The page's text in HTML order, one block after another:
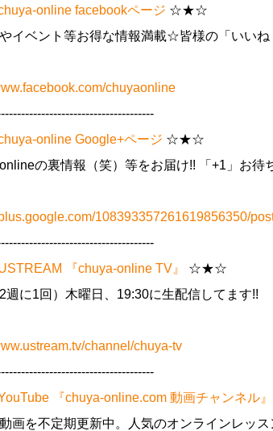
online facebookページ ☆★☆
イベント等お得な情報満載☆皆様の「いいね
chuyaonline
online Google+ページ ☆★☆
の裏情報（笑）等をお届け!! 「+1」お待
108393357261619856350/
『chuya-online TV』
☆★☆
週に1回）木曜日、19:30に生配信してます!!
channel/chuya-tv
『chuya-online.com 動画チャンネル』
画を不定期更新中。人気のオンラインレッ